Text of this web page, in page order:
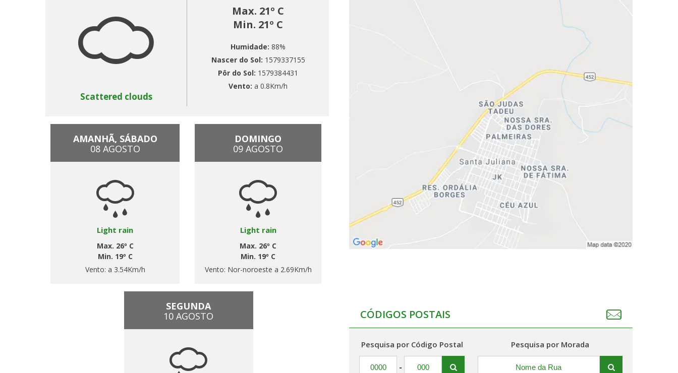
Scattered clouds
Max. 21º C
Min. 21º C
Humidade: 88%
Nascer do Sol: 1579337155
Pôr do Sol: 1579384431
Vento: a 0.8Km/h
AMANHÃ, SÁBADO
08 AGOSTO
Light rain
Max. 26º C
Min. 19º C
Vento: a 3.54Km/h
DOMINGO
09 AGOSTO
Light rain
Max. 26º C
Min. 19º C
Vento: Nor-noroeste a 2.69Km/h
SEGUNDA
10 AGOSTO
CÓDIGOS POSTAIS
Pesquisa por Código Postal
-
Pesquisa por Morada